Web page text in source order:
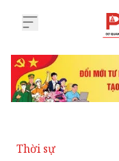
Thời sự